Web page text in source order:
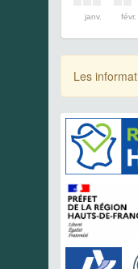
janv. févr.
Les